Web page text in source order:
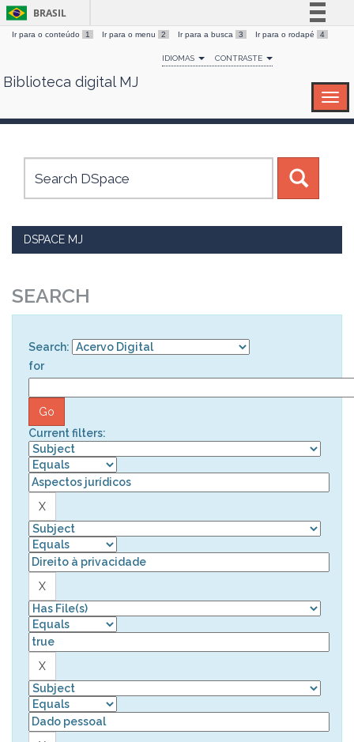
Skip
BRASIL
Simplifique!
Comunica BR
Canais
Ir para o conteúdo 1 Ir para o menu 2 Ir para a busca 3 Ir para o rodapé 4
IDIOMAS CONTRASTE
Biblioteca digital MJ
DSPACE MJ
SEARCH
Search:
for
Current filters: